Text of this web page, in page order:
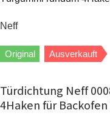
Neff
Original Ausverkauft
Türdichtung Neff
4Haken für